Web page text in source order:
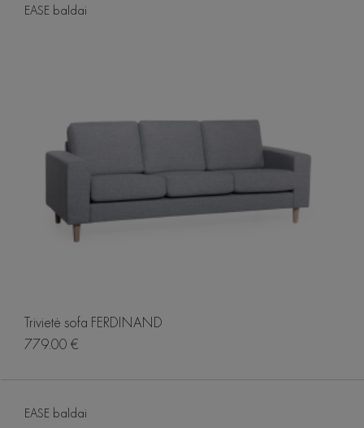
EASE baldai
Trivietė sofa FERDINAND
779.00 €
EASE baldai